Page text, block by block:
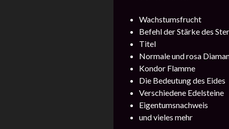
Wachstumsfrucht
Befehl der Stärke des
Titel
Normale und rosa
Kondor Flamme
Die Bedeutung des Eides
Verschiedene Edelsteine
Eigentumsnachweis
und vieles mehr